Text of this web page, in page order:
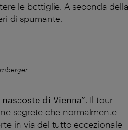
le bottiglie. A seconda della
di spumante.
di Vienna”. Il tour
segrete che normalmente
in via del tutto eccezionale